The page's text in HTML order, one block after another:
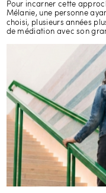
Pour incarner cette
Mélanie, une personne
choisi, plusieurs années
de médiation avec son